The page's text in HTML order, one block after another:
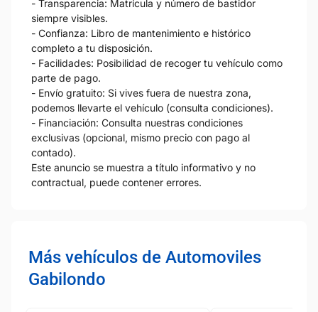
- Transparencia: Matrícula y número de bastidor
siempre visibles.
- Confianza: Libro de mantenimiento e histórico
completo a tu disposición.
- Facilidades: Posibilidad de recoger tu vehículo como
parte de pago.
- Envío gratuito: Si vives fuera de nuestra zona,
podemos llevarte el vehículo (consulta condiciones).
- Financiación: Consulta nuestras condiciones
exclusivas (opcional, mismo precio con pago al
contado).
Este anuncio se muestra a título informativo y no
contractual, puede contener errores.
Más vehículos de Automoviles
Gabilondo